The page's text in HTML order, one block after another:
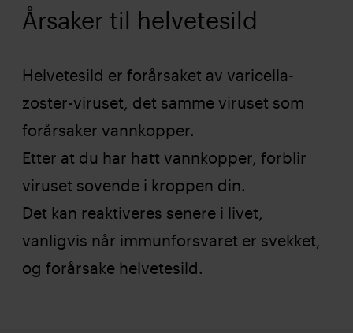
Årsaker til helvetesild
Helvetesild er forårsaket av varicella-
zoster-viruset, det samme viruset som
forårsaker vannkopper.
Etter at du har hatt vannkopper, forblir
viruset sovende i kroppen din.
Det kan reaktiveres senere i livet,
vanligvis når immunforsvaret er svekket,
og forårsake helvetesild.